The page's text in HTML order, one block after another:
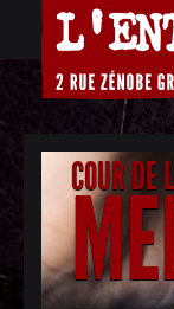
COUR DE